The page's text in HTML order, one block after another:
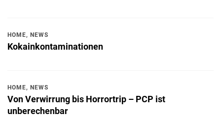
HOME, NEWS
Kokainkontaminationen
HOME, NEWS
Von Verwirrung bis Horrortrip – PCP ist
unberechenbar